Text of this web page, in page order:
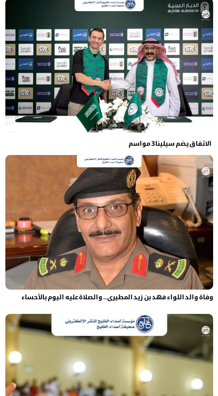
الاتفاق يضم سيلينا 3 مواسم
وفاة والد اللواء فهد بن زيد المطيري.. والصلاة عليه اليوم بالأحساء